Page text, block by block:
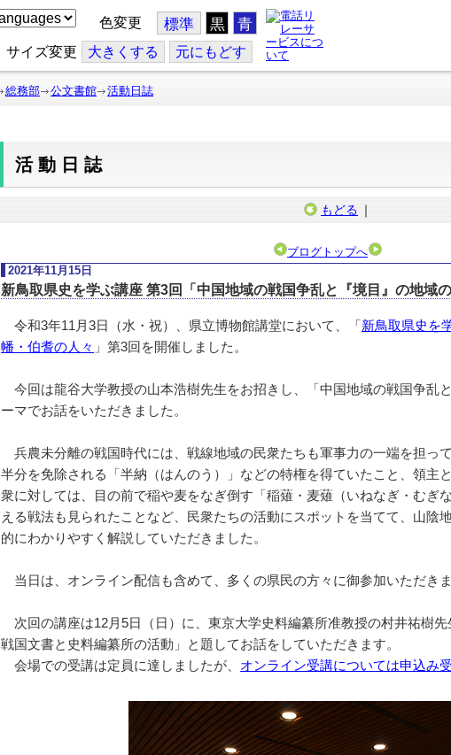
色変更 標準 黒 青
サイズ変更 大きくする 元にもどす
総務部 公文書館 活動日誌
活動日誌
もどる ｜
ブログトップへ
2021年11月15日
新鳥取県史を学ぶ講座 第3回「中国地域の戦国争乱と『境目』の地域
令和3年11月3日（水・祝）、県立博物館講堂において、「新鳥取県史を
幡・伯耆の人々 」第3回を開催しました。
今回は龍谷大学教授の山本浩樹先生をお招きし、「中国地域の戦国争乱
ーマでお話をいただきました。
兵農未分離の戦国時代には、戦線地域の民衆たちも軍事力の一端を担っ
半分を免除される「半納（はんのう）」などの特権を得ていたこと、領主
衆に対しては、目の前で稲や麦をなぎ倒す「稲薙・麦薙（いねなぎ・むぎ
える戦法も見られたことなど、民衆たちの活動にスポットを当てて、山陰
的にわかりやすく解説していただきました。
当日は、オンライン配信も含めて、多くの県民の方々に御参加いただきま
次回の講座は12月5日（日）に、東京大学史料編纂所准教授の村井祐樹
戦国文書と史料編纂所の活動」と題してお話をしていただきます。
会場での受講は定員に達しましたが、 オンライン受講については申込み